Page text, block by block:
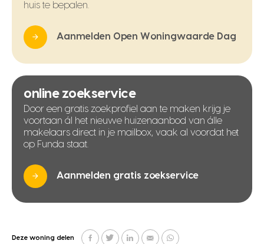
huis te bepalen.
Aanmelden Open Woningwaarde Dag
online zoekservice
Door een gratis zoekprofiel aan te maken krijg je
voortaan ál het nieuwe huizenaanbod van álle
makelaars direct in je mailbox, vaak al voordat het
op Funda staat.
Aanmelden gratis zoekservice
Deze woning delen